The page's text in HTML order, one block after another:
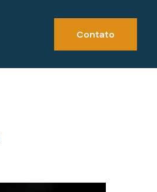
Contato